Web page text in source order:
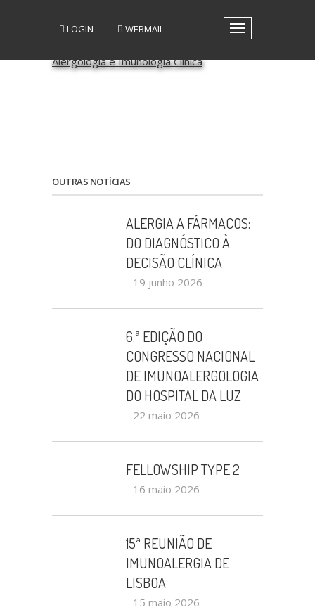
Toggle
GRUPOS DE INTERESSE
CONTACTOS
LOGIN WEBMAIL
OUTRAS NOTÍCIAS
ALERGIA A FÁRMACOS:
DO DIAGNÓSTICO À
DECISÃO CLÍNICA
19 junho 2026
6.ª EDIÇÃO DO
CONGRESSO NACIONAL
DE IMUNOALERGOLOGIA
DO HOSPITAL DA LUZ
22 maio 2026
FELLOWSHIP TYPE 2
16 maio 2026
15ª REUNIÃO DE
IMUNOALERGIA DE
LISBOA
15 maio 2026